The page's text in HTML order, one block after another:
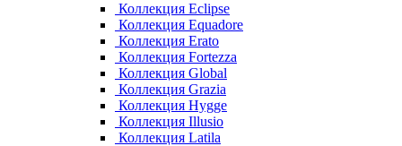
Коллекция Eclipse
Коллекция Equadore
Коллекция Erato
Коллекция Fortezza
Коллекция Global
Коллекция Grazia
Коллекция Hygge
Коллекция Illusio
Коллекция Latila